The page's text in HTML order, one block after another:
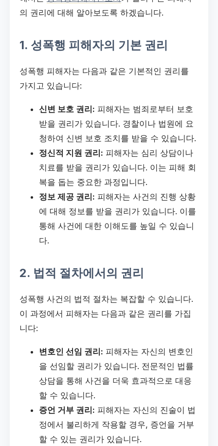
의 권리에 대해 알아보도록 하겠습니다.
1. 성폭행 피해자의 기본 권리
성폭행 피해자는 다음과 같은 기본적인 권리를
가지고 있습니다:
신변 보호 권리: 피해자는 범죄로부터 보호
받을 권리가 있습니다. 경찰이나 법원에 요
청하여 신변 보호 조치를 받을 수 있습니다.
정신적 지원 권리: 피해자는 심리 상담이나
치료를 받을 권리가 있습니다. 이는 피해 회
복을 돕는 중요한 과정입니다.
정보 제공 권리: 피해자는 사건의 진행 상황
에 대해 정보를 받을 권리가 있습니다. 이를
통해 사건에 대한 이해도를 높일 수 있습니
다.
2. 법적 절차에서의 권리
성폭행 사건의 법적 절차는 복잡할 수 있습니다.
이 과정에서 피해자는 다음과 같은 권리를 가집
니다:
변호인 선임 권리: 피해자는 자신의 변호인
을 선임할 권리가 있습니다. 전문적인 법률
상담을 통해 사건을 더욱 효과적으로 대응
할 수 있습니다.
증언 거부 권리: 피해자는 자신의 진술이 법
정에서 불리하게 작용할 경우, 증언을 거부
할 수 있는 권리가 있습니다.